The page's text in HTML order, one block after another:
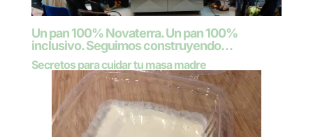
Un pan 100% Novaterra. Un pan 100%
inclusivo. Seguimos construyendo…
Secretos para cuidar tu masa madre